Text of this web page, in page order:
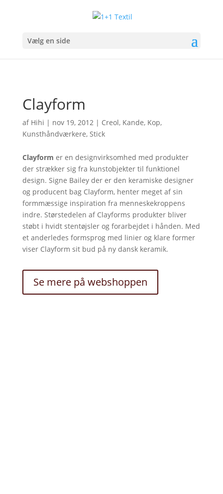
Vælg en side
Clayform
af Hihi | nov 19, 2012| Creol, Kande, Kop,
Kunsthåndværkere, Stick
Clayform er en designvirksomhed med produkter
der strækker sig fra kunstobjekter til funktionel
design. Signe Bailey der er den keramiske designer
og producent bag Clayform, henter meget af sin
formmæssige inspiration fra menneskekroppens
indre. Størstedelen af Clayforms produkter bliver
støbt i hvidt stentøjsler og forarbejdet i hånden. Med
et anderledes formsprog med linier og klare former
viser Clayform sit bud på ny dansk keramik.
Se mere på webshoppen